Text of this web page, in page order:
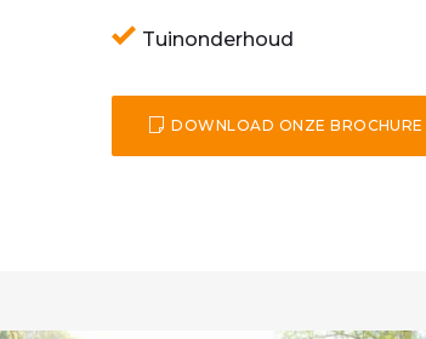
Tuinonderhoud
DOWNLOAD ONZE BROCHURE